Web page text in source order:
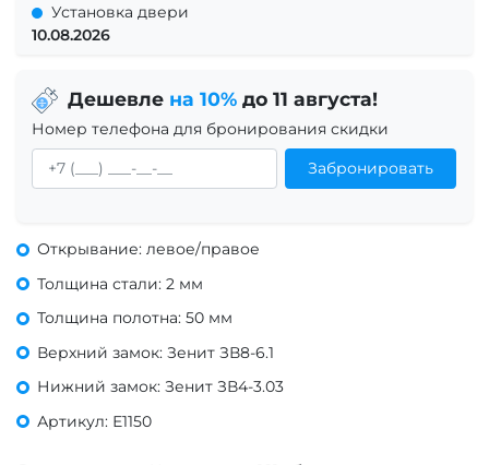
Установка двери
10.08.2026
Дешевле на 10%до 11 августа!
Номер телефона для бронирования скидки
Забронировать
Открывание: левое/правое
Толщина стали: 2 мм
Толщина полотна: 50 мм
Верхний замок: Зенит ЗВ8-6.1
Нижний замок: Зенит ЗВ4-3.03
Артикул: Е1150